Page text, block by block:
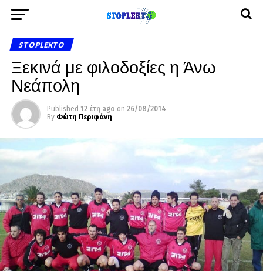
STOPLEKTO
Ξεκινά με φιλοδοξίες η Άνω
Νεάπολη
Published 12 έτη ago on 26/08/2014
By Φώτη Περιφάνη